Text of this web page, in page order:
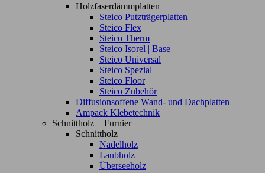
Holzfaserdämmplatten
Steico Putzträgerplatten
Steico Flex
Steico Therm
Steico Isorel | Base
Steico Universal
Steico Spezial
Steico Floor
Steico Zubehör
Diffusionsoffene Wand- und Dachplatten
Ampack Klebetechnik
Schnittholz + Furnier
Schnittholz
Nadelholz
Laubholz
Überseeholz